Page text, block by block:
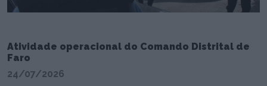
Atividade operacional do Comando Distrital de
Faro
24/07/2026